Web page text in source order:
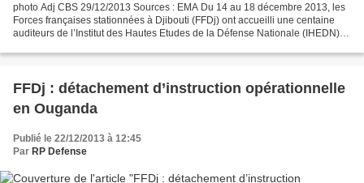
photo Adj CBS 29/12/2013 Sources : EMA Du 14 au 18 décembre 2013, les
Forces françaises stationnées à Djibouti (FFDj) ont accueilli une centaine
auditeurs de l’Institut des Hautes Etudes de la Défense Nationale (IHEDN)
FFDj : détachement d’instruction opérationnelle
en Ouganda
Publié le 22/12/2013 à 12:45
Par RP Defense